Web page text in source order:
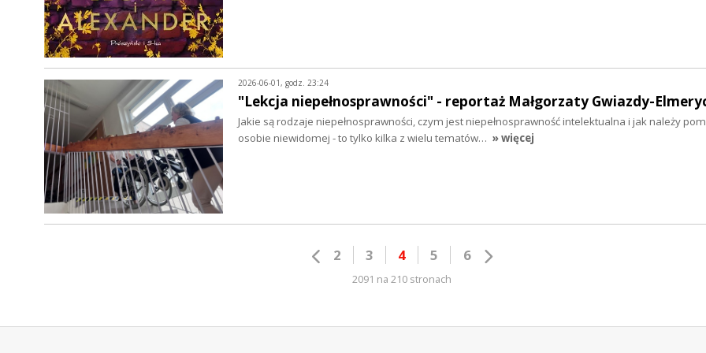
2026-06-01, godz. 23:24
"Lekcja niepełnosprawności" - reportaż Małgorzaty Gwiazdy-
Jakie są rodzaje niepełnosprawności, czym jest niepełnosprawność intelektualna i jak należy
osobie niewidomej - to tylko kilka z wielu tematów… » więcej
2 3 4 5 6
2091 na 210 stronach